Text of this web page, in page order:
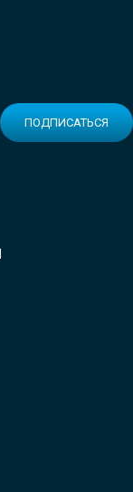
ПОДПИСАТЬСЯ